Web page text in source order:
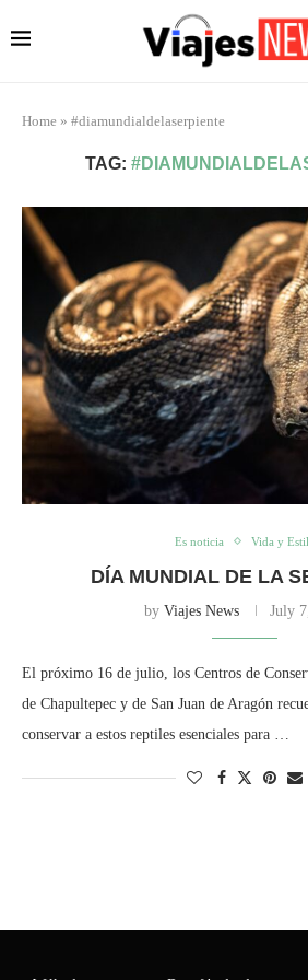
Home » #diamundialdelaserpiente
TAG:
Es noticia Vida y
DÍA MUNDIAL DE LA
by Viajes News July
El próximo 16 de julio, los Centros de
de Chapultepec y de San Juan de Aragón
conservar a estos reptiles esenciales para …